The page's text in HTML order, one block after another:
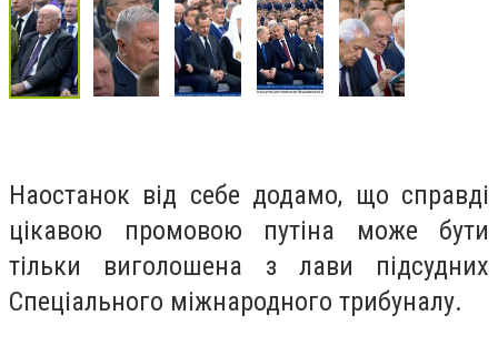
Наостанок від себе додамо, що справді
цікавою промовою путіна може бути
тільки виголошена з лави підсудних
Спеціального міжнародного трибуналу.